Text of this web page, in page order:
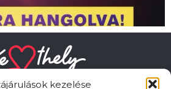
kezelése